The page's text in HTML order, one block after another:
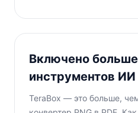
Включено
инструментов ИИ
TeraBox — это больше,